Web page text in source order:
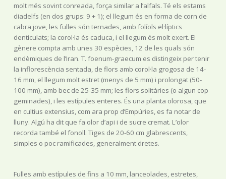
molt més sovint conreada, força similar a l’alfals. Té els estams
diadelfs (en dos grups: 9 + 1); el llegum és en forma de corn de
cabra jove, les fulles són ternades, amb folíols el·líptics
denticulats; la corol·la és caduca, i el llegum és molt exert. El
gènere compta amb unes 30 espècies, 12 de les quals són
endèmiques de l’Iran. T. foenum-graecum es distingeix per tenir
la inflorescència sentada, de flors amb corol·la grogosa de 14-
16 mm, el llegum molt estret (menys de 5 mm) i prolongat (50-
100 mm), amb bec de 25-35 mm; les flors solitàries (o algun cop
geminades), i les estípules enteres. És una planta olorosa, que
en cultius extensius, com ara prop d’Empúries, es fa notar de
lluny. Algú ha dit que fa olor d’api i de sucre cremat. L’olor
recorda també el fonoll. Tiges de 20-60 cm glabrescents,
simples o poc ramificades, generalment dretes.
Fulles amb estípules de fins a 10 mm, lanceolades, estretes,